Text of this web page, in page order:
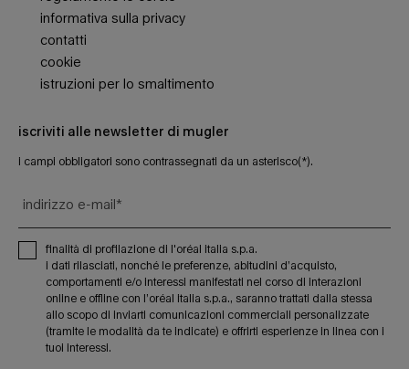
informativa sulla privacy
contatti
cookie
istruzioni per lo smaltimento
iscriviti alle newsletter di mugler
i campi obbligatori sono contrassegnati da un asterisco(*).
indirizzo e-mail*
finalità di profilazione di l'oréal italia s.p.a.
i dati rilasciati, nonché le preferenze, abitudini d’acquisto,
comportamenti e/o interessi manifestati nel corso di interazioni
online e offline con l’oréal italia s.p.a., saranno trattati dalla stessa
allo scopo di inviarti comunicazioni commerciali personalizzate
(tramite le modalità da te indicate) e offrirti esperienze in linea con i
tuoi interessi.